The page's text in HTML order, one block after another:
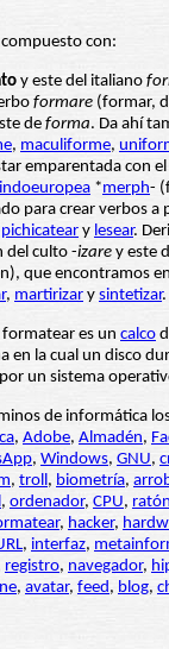
con:
y este del italiano
formare (formar,
deforma. Da ahí
, maculiforme,
emparentada con
indoeuropea *merph-
para crear verbos a
pichicatear y lesear.
del culto -izare y este
que encontramos
, martirizar y sintetizar.
es un calco
en la cual un disco
un sistema
de informática
, Adobe, Almadén,
, Windows, GNU,
, troll, biometría,
, ordenador, CPU, ratón
, hacker,
, interfaz,
registro, navegador,
, avatar, feed, blog,